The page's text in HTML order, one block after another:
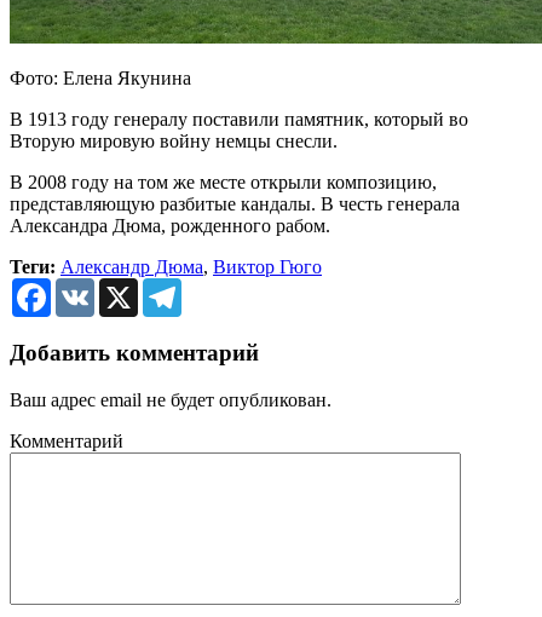
Фото: Елена Якунина
В 1913 году генералу поставили памятник, который во
Вторую мировую войну немцы снесли.
В 2008 году на том же месте открыли композицию,
представляющую разбитые кандалы. В честь генерала
Александра Дюма, рожденного рабом.
Теги: Александр Дюма, Виктор Гюго
Facebook
VK X
Добавить комментарий
Ваш адрес email не будет опубликован.
Комментарий